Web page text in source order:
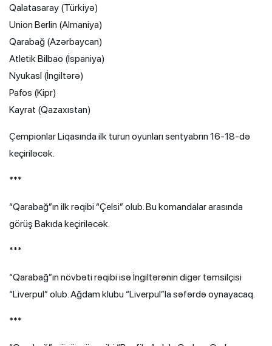
Qalatasaray (Türkiyə)
Union Berlin (Almaniya)
Qarabağ (Azərbaycan)
Atletik Bilbao (İspaniya)
Nyukasl (İngiltərə)
Pafos (Kipr)
Kayrat (Qazaxıstan)
Çempionlar Liqasında ilk turun oyunları sentyabrın 16-18-də
keçiriləcək.
***
“Qarabağ”ın ilk rəqibi “Çelsi” olub. Bu komandalar arasında
görüş Bakıda keçiriləcək.
***
“Qarabağ”ın növbəti rəqibi isə İngiltərənin digər təmsilçisi
“Liverpul” olub. Ağdam klubu “Liverpul”la səfərdə oynayacaq.
***